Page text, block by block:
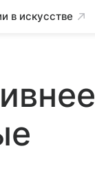
в искусстве